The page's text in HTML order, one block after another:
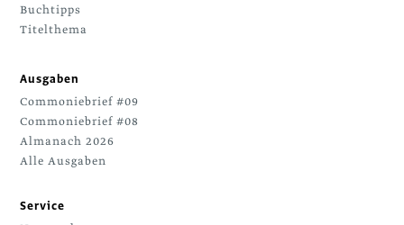
Buchtipps
Titelthema
Ausgaben
Commoniebrief #09
Commoniebrief #08
Almanach 2026
Alle Ausgaben
Service